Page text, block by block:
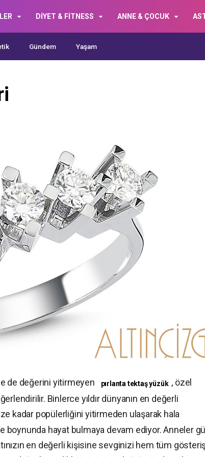
DİYET & FİTNESS ANNE & ÇOCUK
Gündem Yaşam
de değerini yitirmeyen pırlanta tektaş yüzük , özel
Binlerce yıldır dünyanın en değerli
kadar popülerliğini yitirmeden ulaşarak hala
boynunda hayat bulmaya devam ediyor. Anneler
en değerli kişisine sevginizi hem tüm